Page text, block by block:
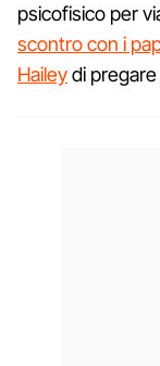
psicofisico per
scontro con i
Haileydi pregare